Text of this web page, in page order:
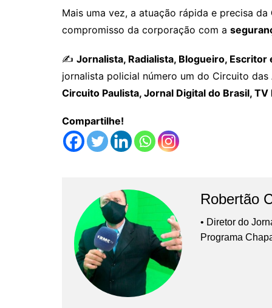
Mais uma vez, a atuação rápida e precisa da
compromisso da corporação com a
✍️ Jornalista, Radialista, Blogueiro,
jornalista policial número um do Circuito
Circuito Paulista, Jornal Digital do Brasil, TV
Compartilhe!
Robertão
• Diretor do
Programa